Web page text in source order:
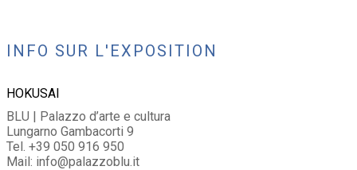
INFO SUR L'EXPOSITION
HOKUSAI
BLU | Palazzo d’arte e cultura
Lungarno Gambacorti 9
Tel. +39 050 916 950
Mail: info@palazzoblu.it